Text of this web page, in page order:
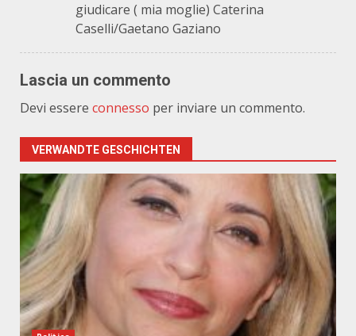
giudicare ( mia moglie) Caterina
Caselli/Gaetano Gaziano
Lascia un commento
Devi essere connesso per inviare un commento.
VERWANDTE GESCHICHTEN